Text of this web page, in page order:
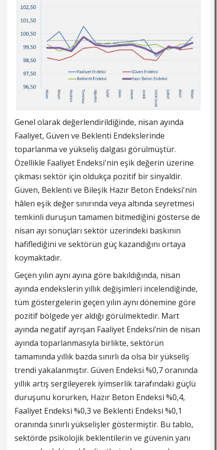
Genel olarak değerlendirildiğinde, nisan ayında
Faaliyet, Güven ve Beklenti Endekslerinde
toparlanma ve yükseliş dalgası görülmüştür.
Özellikle Faaliyet Endeksi'nin eşik değerin üzerine
çıkması sektör için oldukça pozitif bir sinyaldir.
Güven, Beklenti ve Bileşik Hazır Beton Endeksi'nin
hâlen eşik değer sınırında veya altında seyretmesi
temkinli duruşun tamamen bitmediğini gösterse de
nisan ayı sonuçları sektör üzerindeki baskının
hafiflediğini ve sektörün güç kazandığını ortaya
koymaktadır.
Geçen yılın aynı ayına göre bakıldığında, nisan
ayında endekslerin yıllık değişimleri incelendiğinde,
tüm göstergelerin geçen yılın aynı dönemine göre
pozitif bölgede yer aldığı görülmektedir. Mart
ayında negatif ayrışan Faaliyet Endeksi’nin de nisan
ayında toparlanmasıyla birlikte, sektörün
tamamında yıllık bazda sınırlı da olsa bir yükseliş
trendi yakalanmıştır. Güven Endeksi %0,7 oranında
yıllık artış sergileyerek iyimserlik tarafındaki güçlü
duruşunu korurken, Hazır Beton Endeksi %0,4,
Faaliyet Endeksi %0,3 ve Beklenti Endeksi %0,1
oranında sınırlı yükselişler göstermiştir. Bu tablo,
sektörde psikolojik beklentilerin ve güvenin yanı